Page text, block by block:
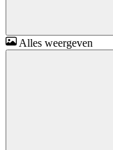
Alles weergeven